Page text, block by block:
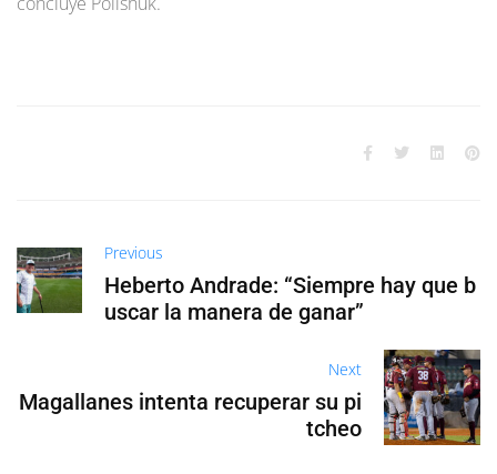
Previous
Heberto Andrade: “Siempre hay que b
uscar la manera de ganar”
Next
Magallanes intenta recuperar su pi
tcheo